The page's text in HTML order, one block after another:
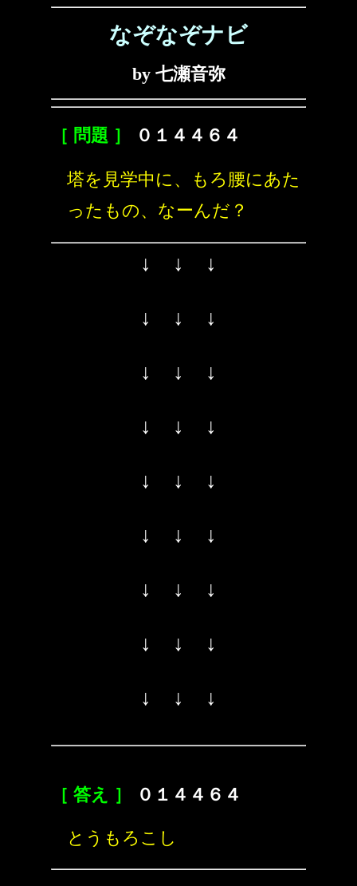
なぞなぞナビ
by 七瀬音弥
［ 問題 ］ ０１４４６４
塔を見学中に、もろ腰にあた
ったもの、なーんだ？
↓ ↓ ↓
↓ ↓ ↓
↓ ↓ ↓
↓ ↓ ↓
↓ ↓ ↓
↓ ↓ ↓
↓ ↓ ↓
↓ ↓ ↓
↓ ↓ ↓
［ 答え ］ ０１４４６４
とうもろこし